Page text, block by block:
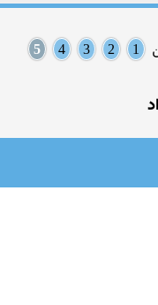
1
2
3
4
5